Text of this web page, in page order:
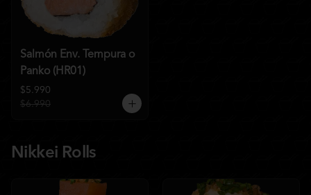
Salmón Env. Tempura o
Panko (HR01)
$5.990
$6.990
Nikkei Rolls